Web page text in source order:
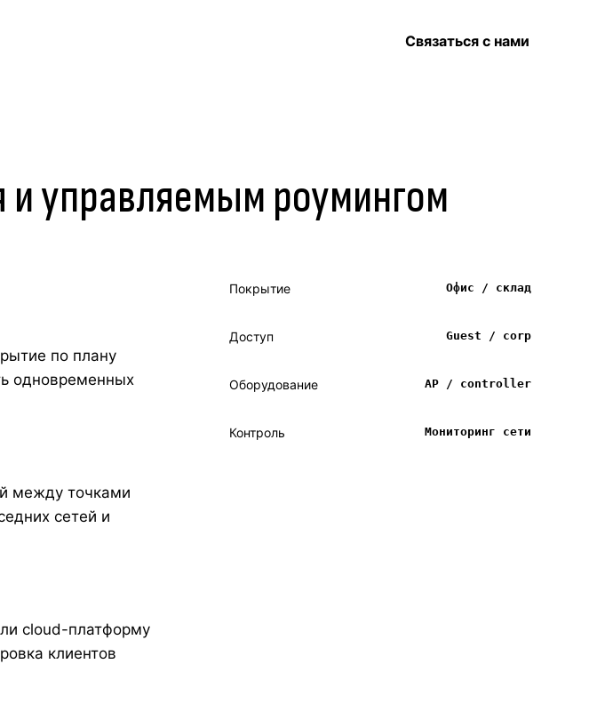
Связаться с нами
и управляемым роумингом
по плану
одновременных
между точками
сетей и
cloud-платформу
клиентов
Покрытие Офис / склад
Доступ Guest / corp
Оборудование AP / controller
Контроль Мониторинг сети